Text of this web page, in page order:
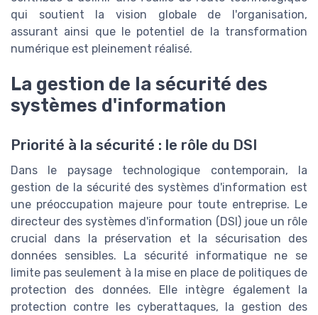
qui soutient la vision globale de l'organisation,
assurant ainsi que le potentiel de la transformation
numérique est pleinement réalisé.
La gestion de la sécurité des
systèmes d'information
Priorité à la sécurité : le rôle du DSI
Dans le paysage technologique contemporain, la
gestion de la sécurité des systèmes d'information est
une préoccupation majeure pour toute entreprise. Le
directeur des systèmes d'information (DSI) joue un rôle
crucial dans la préservation et la sécurisation des
données sensibles. La sécurité informatique ne se
limite pas seulement à la mise en place de politiques de
protection des données. Elle intègre également la
protection contre les cyberattaques, la gestion des